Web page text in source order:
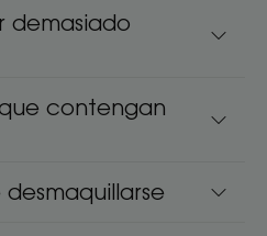
demasiado
contengan